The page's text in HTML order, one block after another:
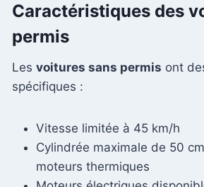
Caractéristiques des
permis
Les voitures sans permis ont
spécifiques :
Vitesse limitée à 45 km/h
Cylindrée maximale de 50
moteurs thermiques